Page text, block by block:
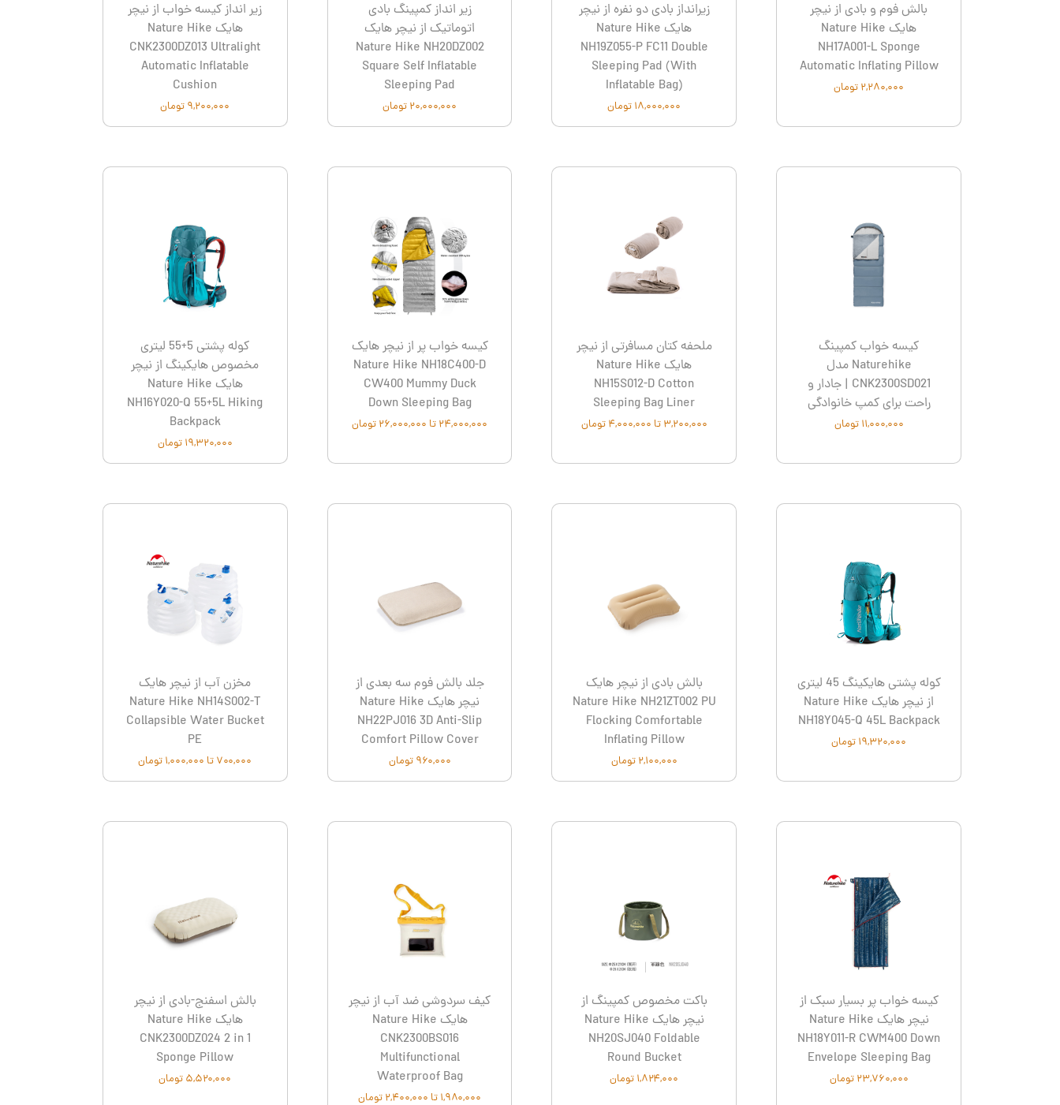
بالش فوم و بادی از نیچر
هایک Nature Hike
NH17A001-L Sponge
Automatic Inflating Pillow
۲,۲۸۰,۰۰۰ تومان
زیرانداز بادی دو نفره از نیچر
هایک Nature Hike
NH19Z055-P FC11 Double
Sleeping Pad (With
Inflatable Bag)
۱۸,۰۰۰,۰۰۰ تومان
زیر انداز کمپینگ بادی
اتوماتیک از نیچر هایک
Nature Hike NH20DZ002
Square Self Inflatable
Sleeping Pad
۲۰,۰۰۰,۰۰۰ تومان
زیر انداز کیسه خواب از نیچر
هایک Nature Hike
CNK2300DZ013 Ultralight
Automatic Inflatable
Cushion
۹,۲۰۰,۰۰۰ تومان
کیسه خواب کمپینگ
Naturehike مدل
CNK2300SD021 | جادار و
راحت برای کمپ خانوادگی
۱۱,۰۰۰,۰۰۰ تومان
ملحفه کتان مسافرتی از نیچر
هایک Nature Hike
NH15S012-D Cotton
Sleeping Bag Liner
۳,۲۰۰,۰۰۰ تا ۴,۰۰۰,۰۰۰ تومان
کیسه خواب پر از نیچر هایک
Nature Hike NH18C400-D
CW400 Mummy Duck
Down Sleeping Bag
۲۴,۰۰۰,۰۰۰ تا ۲۶,۰۰۰,۰۰۰ تومان
کوله پشتی 5+55 لیتری
مخصوص هایکینگ از نیچر
هایک Nature Hike
NH16Y020-Q 55+5L Hiking
Backpack
۱۹,۳۲۰,۰۰۰ تومان
کوله پشتی هایکینگ 45 لیتری
از نیچر هایک Nature Hike
NH18Y045-Q 45L Backpack
۱۹,۳۲۰,۰۰۰ تومان
بالش بادی از نیچر هایک
Nature Hike NH21ZT002 PU
Flocking Comfortable
Inflating Pillow
۲,۱۰۰,۰۰۰ تومان
جلد بالش فوم سه بعدی از
نیچر هایک Nature Hike
NH22PJ016 3D Anti-Slip
Comfort Pillow Cover
۹۶۰,۰۰۰ تومان
مخزن آب از نیچر هایک
Nature Hike NH14S002-T
Collapsible Water Bucket
PE
۷۰۰,۰۰۰ تا ۱,۰۰۰,۰۰۰ تومان
کیسه خواب پر بسیار سبک از
نیچر هایک Nature Hike
NH18Y011-R CWM400 Down
Envelope Sleeping Bag
۲۳,۷۶۰,۰۰۰ تومان
باکت مخصوص کمپینگ از
نیچر هایک Nature Hike
NH20SJ040 Foldable
Round Bucket
۱,۸۲۴,۰۰۰ تومان
کیف سردوشی ضد آب از نیچر
هایک Nature Hike
CNK2300BS016
Multifunctional
Waterproof Bag
۱,۹۸۰,۰۰۰ تا ۲,۴۰۰,۰۰۰ تومان
بالش اسفنج-بادی از نیچر
هایک Nature Hike
CNK2300DZ024 2 in 1
Sponge Pillow
۵,۵۲۰,۰۰۰ تومان